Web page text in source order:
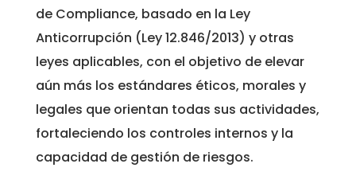
de Compliance, basado en la Ley
Anticorrupción (Ley 12.846/2013) y otras
leyes aplicables, con el objetivo de elevar
aún más los estándares éticos, morales y
legales que orientan todas sus actividades,
fortaleciendo los controles internos y la
capacidad de gestión de riesgos.